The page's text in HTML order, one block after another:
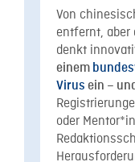
Von
entfernt, aber
denkt
einem
Virus ein –
oder